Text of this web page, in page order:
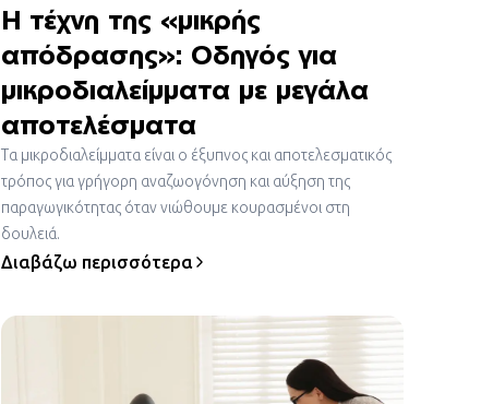
Η τέχνη της «μικρής
απόδρασης»: Οδηγός για
μικροδιαλείμματα με μεγάλα
αποτελέσματα
Τα μικροδιαλείμματα είναι ο έξυπνος και αποτελεσματικός
τρόπος για γρήγορη αναζωογόνηση και αύξηση της
παραγωγικότητας όταν νιώθουμε κουρασμένοι στη
δουλειά.
Διαβάζω περισσότερα